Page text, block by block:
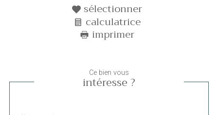
sélectionner
calculatrice
imprimer
Ce bien vous
intéresse ?